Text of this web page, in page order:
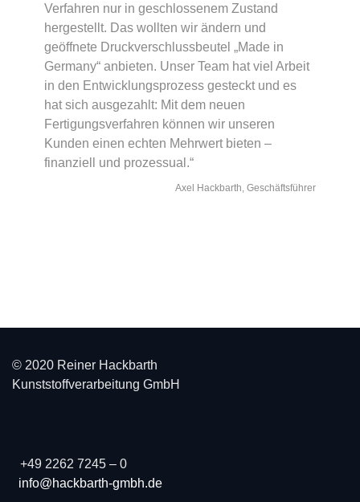
Verfahren nur in geschlossenem Zustand
hergestellt. Das wollten wir ändern und
geöffnete Druckverschlussbeutel „Made in
Germany“ anbieten. Unser Team hat viel Arbeit
in den Entwicklungsprozess gesteckt und es
hat sich ausgezahlt: Mit dem neuen
Fertigungsverfahren können wir unseren
Kunden einen echten Mehrwert bieten –
finanziell und prozessual.“
Axel Hackbarth, Geschäftsführer
© 2020 Reiner Hackbarth
Kunststoffverarbeitung GmbH
+49 2262 7245 – 0
info@hackbarth-gmbh.de